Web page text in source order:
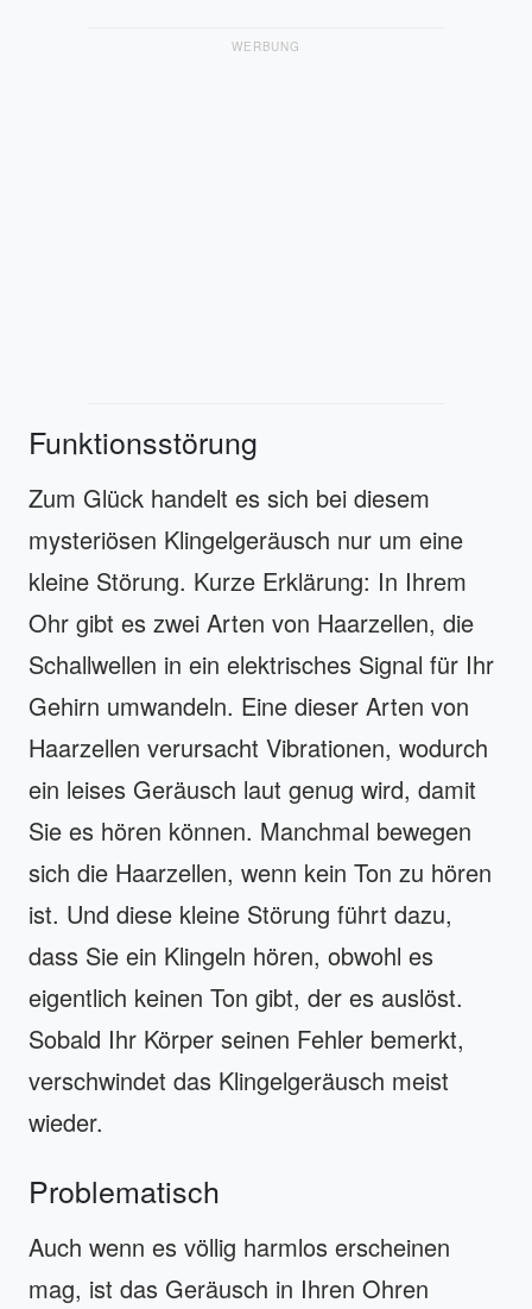
WERBUNG
Funktionsstörung
Zum Glück handelt es sich bei diesem
mysteriösen Klingelgeräusch nur um eine
kleine Störung. Kurze Erklärung: In Ihrem
Ohr gibt es zwei Arten von Haarzellen, die
Schallwellen in ein elektrisches Signal für Ihr
Gehirn umwandeln. Eine dieser Arten von
Haarzellen verursacht Vibrationen, wodurch
ein leises Geräusch laut genug wird, damit
Sie es hören können. Manchmal bewegen
sich die Haarzellen, wenn kein Ton zu hören
ist. Und diese kleine Störung führt dazu,
dass Sie ein Klingeln hören, obwohl es
eigentlich keinen Ton gibt, der es auslöst.
Sobald Ihr Körper seinen Fehler bemerkt,
verschwindet das Klingelgeräusch meist
wieder.
Problematisch
Auch wenn es völlig harmlos erscheinen
mag, ist das Geräusch in Ihren Ohren